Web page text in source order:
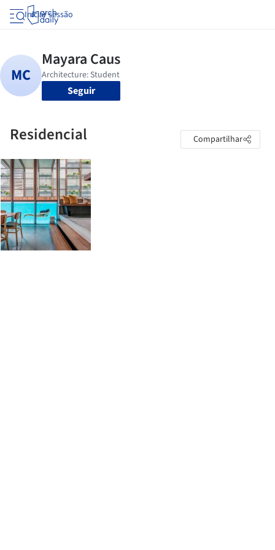
Iniciar sessão
Seguir
Residencial Compartilhar